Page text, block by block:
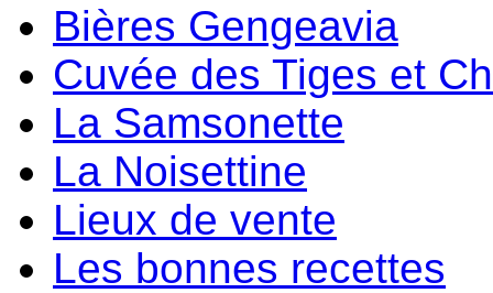
Bières Gengeavia
Cuvée des Tiges et
La Samsonette
La Noisettine
Lieux de vente
Les bonnes recettes